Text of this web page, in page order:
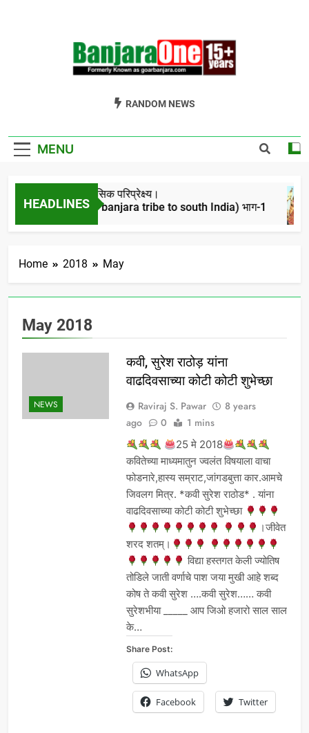
Welcome To
GoarBanjara.com
RANDOM NEWS
MENU
HEADLINES
बंजारो का ऐतिहासिक परिप्रेक्ष्य।
(Migration of banjara tribe to south India) भाग-1
4 Years Ago
Home 2018 May
May 2018
NEWS
कवी, सुरेश राठोड़ यांना
वाढदिवसाच्या कोटी कोटी शुभेच्छा
Raviraj S. Pawar
8 years
ago
0 1 mins
25 मे 2018
कवितेच्या माध्यमातुन ज्वलंत विषयाला वाचा
फोडनारे,हास्य सम्राट,जांगडबुत्ता कार.आमचे
जिवलग मित्र. *कवी सुरेश राठोड* . यांना
वाढदिवसाच्या कोटी कोटी शुभेच्छा
।जीवेत
शरद शतम्।
विद्या हस्तगत केली ज्योतिष
तोडिले जाती वर्णाचे पाश जया मुखी आहे शब्द
कोष ते कवी सुरेश ….कवी सुरेश…… कवी
सुरेशभीया _____ आप जिओ हजारो साल साल
के…
Share Post:
WhatsApp
Facebook Twitter